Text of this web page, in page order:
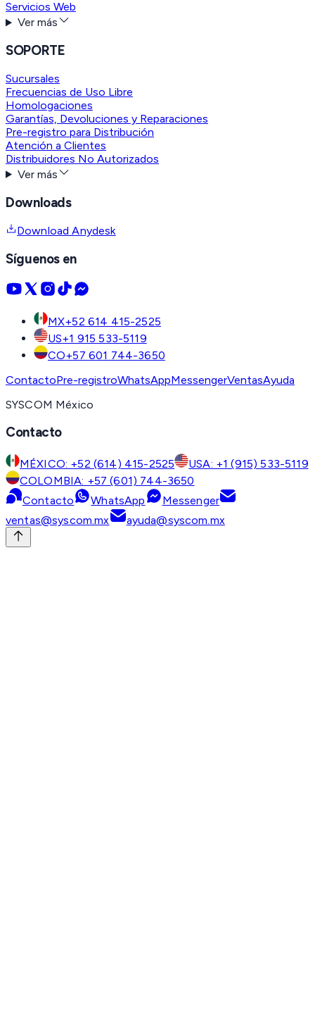
Servicios Web
Ver más
SOPORTE
Sucursales
Frecuencias de Uso Libre
Homologaciones
Garantías, Devoluciones y Reparaciones
Pre-registro para Distribución
Atención a Clientes
Distribuidores No Autorizados
Ver más
Downloads
Download Anydesk
Síguenos en
MX+52 614 415-2525
US+1 915 533-5119
CO+57 601 744-3650
ContactoPre-registroWhatsAppMessengerVentasAyuda
SYSCOM México
Contacto
MÉXICO: +52 (614) 415-2525
USA: +1 (915) 533-5119
COLOMBIA: +57 (601) 744-3650
Contacto
WhatsApp
Messenger
ventas@syscom.mx
ayuda@syscom.mx